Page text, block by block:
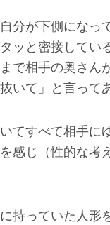
分が下側になっ
ッと密接してい
で相手の奥さん
いて」と言って
てすべて相手に
感じ（性的な考
持っていた人形